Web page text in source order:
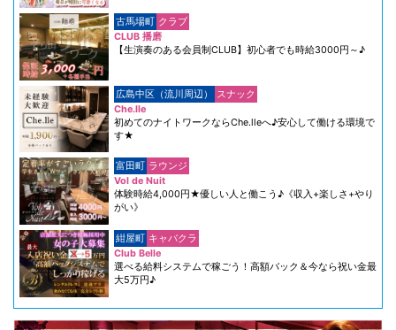
古馬場町 クラブ
CLUB 播磨
【生演奏のある会員制CLUB】初心者でも時給3000円～♪
広島中区（流川周辺）
スナック
Che.lle
初めてのナイトワークならChe.lleへ♪安心して働ける環境で
す★
富田町 ラウンジ
Vol de Nuit
体験時給4,000円★優しい人と働こう♪《収入+楽しさ+やり
がい》
紺屋町 キャバクラ
Club Belle
選べる給料システムで稼ごう！高額バック＆今なら祝い金最
大5万円♪